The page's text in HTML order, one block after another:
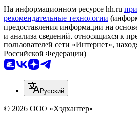
На информационном ресурсе hh.ru
рекомендательные технологии
предоставления информации на
и анализа сведений, относящихся к
пользователей сети «Интернет»,
Российской Федерации)
Русский
© 2026 ООО «Хэдхантер»